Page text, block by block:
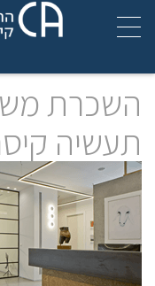
השכרת
תעשיה